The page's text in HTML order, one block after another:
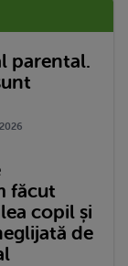
parental.
făcut
copil și
de